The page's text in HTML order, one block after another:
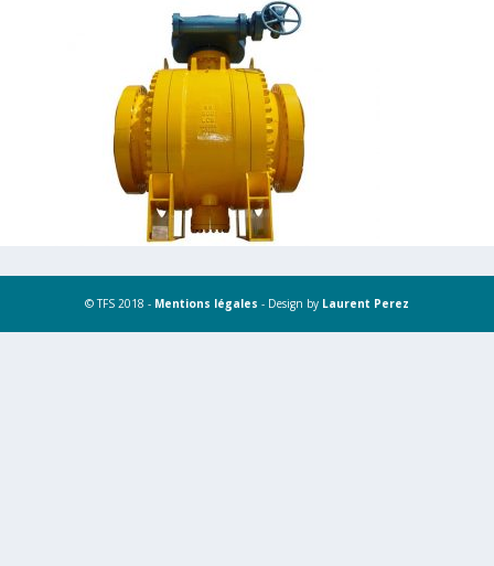
© TFS 2018 - Mentions légales - Design by Laurent Perez